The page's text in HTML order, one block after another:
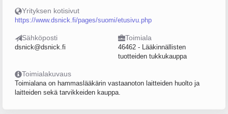
Yrityksen kotisivut
https://www.dsnick.fi/pages/suomi/etusivu.php
Sähköposti
dsnick@dsnick.fi
Toimiala
46462 - Lääkinnällisten
tuotteiden tukkukauppa
Toimialakuvaus
Toimialana on hammaslääkärin vastaanoton laitteiden huolto ja
laitteiden sekä tarvikkeiden kauppa.